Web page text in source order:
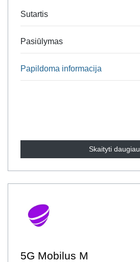
Sutartis
Pasiūlymas
Papildoma informacija
Skaityti daugiau
5G Mobilus M